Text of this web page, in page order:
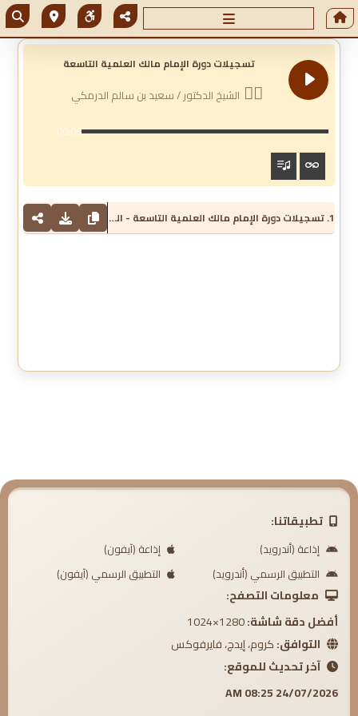
تسجيلات دورة الإمام مالك العلمية التاسعة
الشيخ الدكتور / سعيد بن سالم الدرمكي
00:00
1. تسجيلات دورة الإمام مالك العلمية التاسعة - الشيخ الدكتور / سعيد بن سالم الدرمكي
تطبيقاتنا:
إذاعة (أندرويد)
إذاعة (آيفون)
التطبيق الرسمي (أندرويد)
التطبيق الرسمي (آيفون)
معلومات التصفح:
أفضل دقة شاشة:
التوافق:كروم، إيدج، فايرفوكس
آخر تحديث للموقع:
24/07/2026 08:25 AM